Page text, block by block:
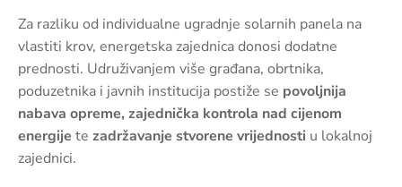
Za razliku od individualne ugradnje solarnih panela na
vlastiti krov, energetska zajednica donosi dodatne
prednosti. Udruživanjem više građana, obrtnika,
poduzetnika i javnih institucija postiže se povoljnija
nabava opreme, zajednička kontrola nad cijenom
energije te zadržavanje stvorene vrijednosti u lokalnoj
zajednici.